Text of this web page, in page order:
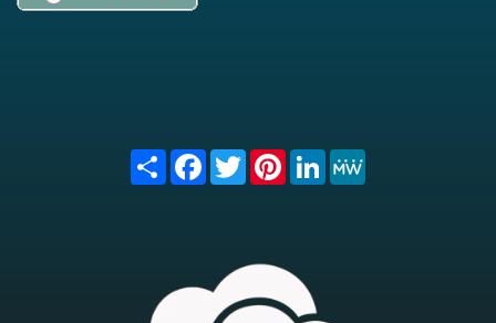
Share FacebookTwitterPinterest
LinkedIn